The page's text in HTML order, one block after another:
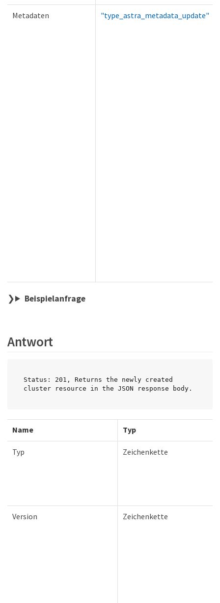
Metadaten "type_astra_metadata_update"
Beispielanfrage
Antwort
Status: 201, Returns the newly created
cluster resource in the JSON response body.
Name Typ
Typ Zeichenkette
Version Zeichenkette